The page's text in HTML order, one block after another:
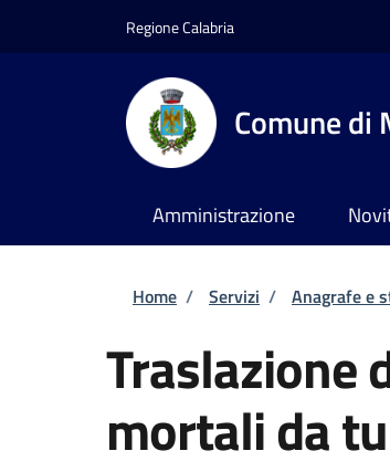
Regione Calabria
Comune di
Amministrazione
Briciole di
Home / Servizi / Anagrafe e
Traslazione
mortali da